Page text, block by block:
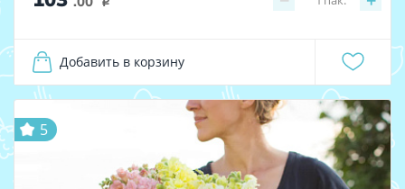
Добавить в корзину
5